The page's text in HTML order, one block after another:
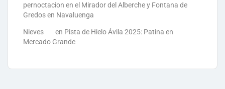
pernoctacion en el Mirador del Alberche y Fontana de
Gredos en Navaluenga
Nieves en Pista de Hielo Ávila 2025: Patina en
Mercado Grande